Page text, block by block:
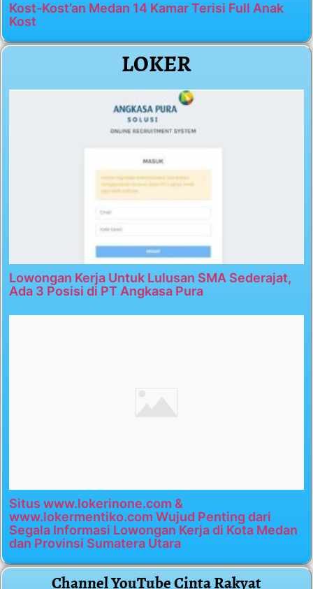
Kost-Kost’an Medan 14 Kamar Terisi Full Anak
Kost
LOKER
Lowongan Kerja Untuk Lulusan SMA Sederajat,
Ada 3 Posisi di PT Angkasa Pura
Situs www.lokerinone.com &
www.lokermentiko.com Wujud Penting dari
Segala Informasi Lowongan Kerja di Kota Medan
dan Provinsi Sumatera Utara
Channel YouTube Cinta Rakyat